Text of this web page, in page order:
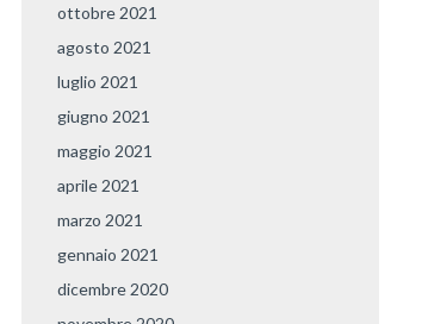
ottobre 2021
agosto 2021
luglio 2021
giugno 2021
maggio 2021
aprile 2021
marzo 2021
gennaio 2021
dicembre 2020